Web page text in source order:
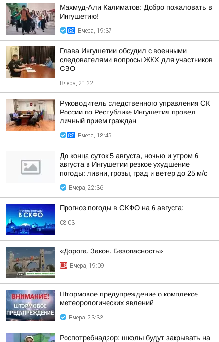
Махмуд-Али Калиматов: Добро пожаловать в
Ингушетию!
Вчера, 19:37
Глава Ингушетии обсудил с военными
следователями вопросы ЖКХ для участников
СВО
Вчера, 21:22
Руководитель следственного управления СК
России по Республике Ингушетия провел
личный прием граждан
Вчера, 18:49
До конца суток 5 августа, ночью и утром 6
августа в Ингушетии резкое ухудшение
погоды: ливни, грозы, град и ветер до 25 м/с
Вчера, 22:36
Прогноз погоды в СКФО на 6 августа:
08:03
«Дорога. Закон. Безопасность»
Вчера, 19:09
Штормовое предупреждение о комплексе
метеорологических явлений
Вчера, 23:33
Роспотребнадзор: школы будут закрывать на